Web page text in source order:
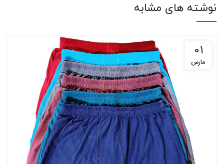
نوشته های مشابه
01
مارس